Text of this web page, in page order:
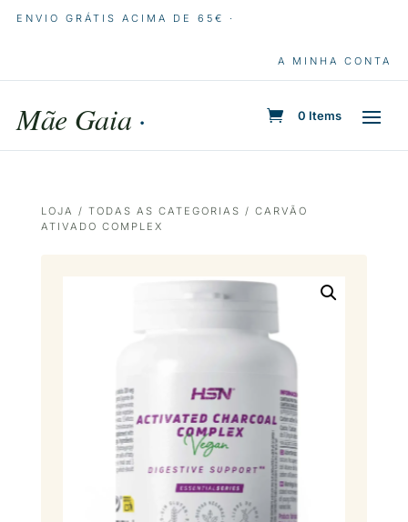
ENVIO GRÁTIS ACIMA DE 65€ ·
A MINHA CONTA
Mãe Gaia · 0 Items
LOJA / TODAS AS CATEGORIAS / CARVÃO
ATIVADO COMPLEX